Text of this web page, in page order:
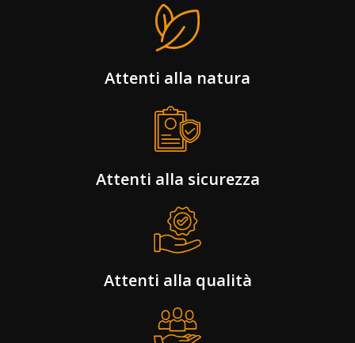
Attenti alla natura
Attenti alla sicurezza
Attenti alla qualità